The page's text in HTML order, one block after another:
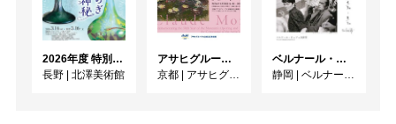
2026年度 特別展「ガレとドーム、アール･ヌーヴォーのガラス 水辺のやすらぎ、海の神秘」
長野 | 北澤美術館
アサヒグループ大山崎山荘美術館 開館30周年記念展「没後100年 クロード・モネ」
京都 | アサヒグループ大山崎山荘美術館
ベルナール・ビュフェと写真 ーカメラがとらえたビュフェとその時代、そして21 世紀へ
静岡 | ベルナール・ビュフェ美術館